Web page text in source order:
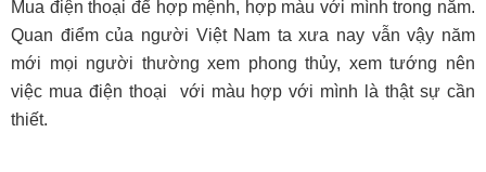
Mua điện thoại để hợp mệnh, hợp màu với mình trong năm.
Quan điểm của người Việt Nam ta xưa nay vẫn vậy năm
mới mọi người thường xem phong thủy, xem tướng nên
việc mua điện thoại với màu hợp với mình là thật sự cần
thiết.